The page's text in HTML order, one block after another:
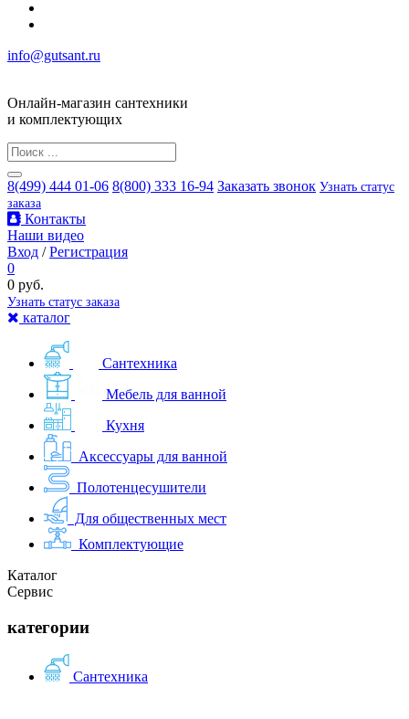
info@gutsant.ru
Онлайн-магазин сантехники
и комплектующих
8(499) 444 01-06 8(800) 333 16-94 Заказать звонок Узнать статус
заказа
Контакты
Наши видео
Вход /Регистрация
0
0 руб.
Узнать статус заказа
каталог
Сантехника
Мебель для ванной
Кухня
Аксессуары для ванной
Полотенцесушители
Для общественных мест
Комплектующие
Каталог
Сервис
категории
Сантехника